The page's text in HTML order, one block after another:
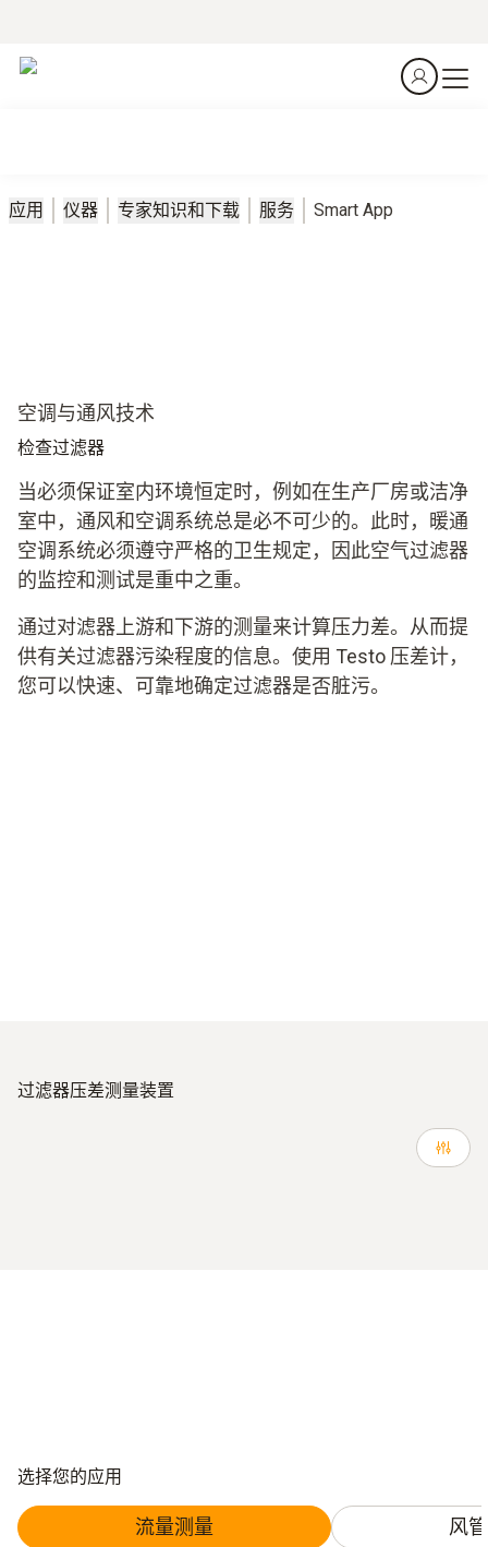
应用 仪器 专家知识和下载 服务 Smart App
空调与通风技术
检查过滤器
当必须保证室内环境恒定时，例如在生产厂房或洁净
室中，通风和空调系统总是必不可少的。此时，暖通
空调系统必须遵守严格的卫生规定，因此空气过滤器
的监控和测试是重中之重。
通过对滤器上游和下游的测量来计算压力差。从而提
供有关过滤器污染程度的信息。使用 Testo 压差计，
您可以快速、可靠地确定过滤器是否脏污。
过滤器压差测量装置
选择您的应用
流量测量 风